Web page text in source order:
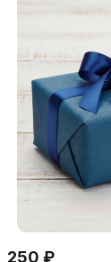
250 ₽